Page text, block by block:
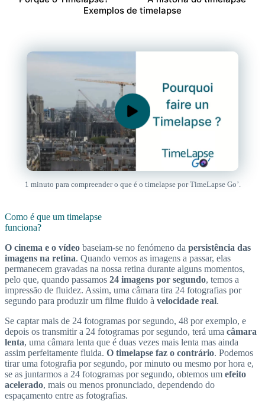
Exemplos de timelapse
1 minuto para compreender o que é o timelapse por TimeLapse Go’.
Como é que um timelapse
funciona?
O cinema e o vídeo baseiam-se no fenómeno da persistência das
imagens na retina. Quando vemos as imagens a passar, elas
permanecem gravadas na nossa retina durante alguns momentos,
pelo que, quando passamos 24 imagens por segundo, temos a
impressão de fluidez. Assim, uma câmara tira 24 fotografias por
segundo para produzir um filme fluido à velocidade real.
Se captar mais de 24 fotogramas por segundo, 48 por exemplo, e
depois os transmitir a 24 fotogramas por segundo, terá uma câmara
lenta, uma câmara lenta que é duas vezes mais lenta mas ainda
assim perfeitamente fluida. O timelapse faz o contrário. Podemos
tirar uma fotografia por segundo, por minuto ou mesmo por hora e,
se as juntarmos a 24 fotogramas por segundo, obtemos um efeito
acelerado, mais ou menos pronunciado, dependendo do
espaçamento entre as fotografias.